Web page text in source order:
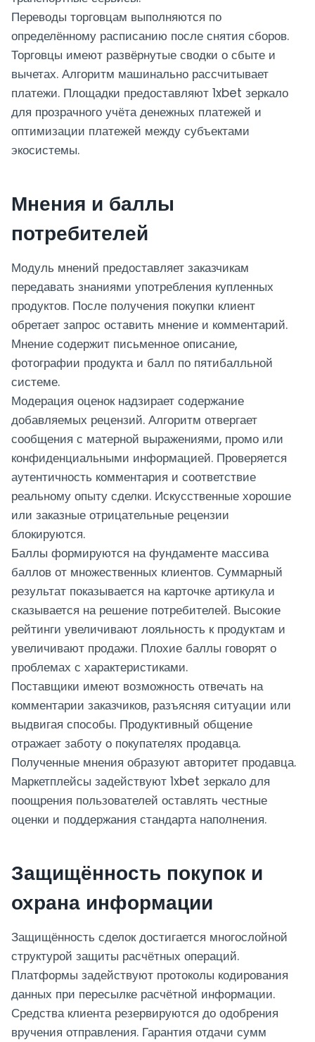
Переводы торговцам выполняются по
определённому расписанию после снятия сборов.
Торговцы имеют развёрнутые сводки о сбыте и
вычетах. Алгоритм машинально рассчитывает
платежи. Площадки предоставляют 1xbet зеркало
для прозрачного учёта денежных платежей и
оптимизации платежей между субъектами
экосистемы.
Мнения и баллы
потребителей
Модуль мнений предоставляет заказчикам
передавать знаниями употребления купленных
продуктов. После получения покупки клиент
обретает запрос оставить мнение и комментарий.
Мнение содержит письменное описание,
фотографии продукта и балл по пятибалльной
системе.
Модерация оценок надзирает содержание
добавляемых рецензий. Алгоритм отвергает
сообщения с матерной выражениями, промо или
конфиденциальными информацией. Проверяется
аутентичность комментария и соответствие
реальному опыту сделки. Искусственные хорошие
или заказные отрицательные рецензии
блокируются.
Баллы формируются на фундаменте массива
баллов от множественных клиентов. Суммарный
результат показывается на карточке артикула и
сказывается на решение потребителей. Высокие
рейтинги увеличивают лояльность к продуктам и
увеличивают продажи. Плохие баллы говорят о
проблемах с характеристиками.
Поставщики имеют возможность отвечать на
комментарии заказчиков, разъясняя ситуации или
выдвигая способы. Продуктивный общение
отражает заботу о покупателях продавца.
Полученные мнения образуют авторитет продавца.
Маркетплейсы задействуют 1xbet зеркало для
поощрения пользователей оставлять честные
оценки и поддержания стандарта наполнения.
Защищённость покупок и
охрана информации
Защищённость сделок достигается многослойной
структурой защиты расчётных операций.
Платформы задействуют протоколы кодирования
данных при пересылке расчётной информации.
Средства клиента резервируются до одобрения
вручения отправления. Гарантия отдачи сумм